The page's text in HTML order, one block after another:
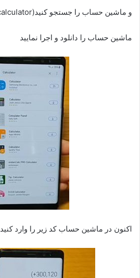
و ماشین حساب را جستجو کنید(calculator)
ماشین حساب را دانلود و اجرا نمایید
اکنون در ماشین حساب کد زیر را وارد کنید